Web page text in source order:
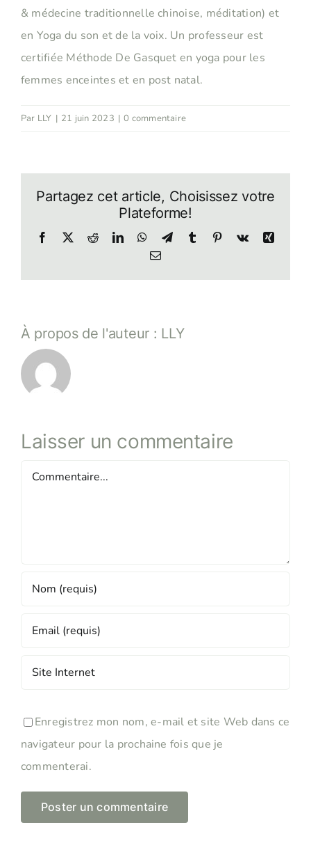
& médecine traditionnelle chinoise, méditation) et
en Yoga du son et de la voix. Un professeur est
certifiée Méthode De Gasquet en yoga pour les
femmes enceintes et en post natal.
Par LLY | 21 juin 2023 | 0 commentaire
Partagez cet article, Choisissez votre
Plateforme!
Facebook
TwitterRedditLinkedInWhatsApp
TelegramTumblr Pinterest
Vk
Xing
Email
À propos de l'auteur : LLY
Laisser un commentaire
Commentaire
Enregistrez mon nom, e-mail et site Web dans ce
navigateur pour la prochaine fois que je
commenterai.